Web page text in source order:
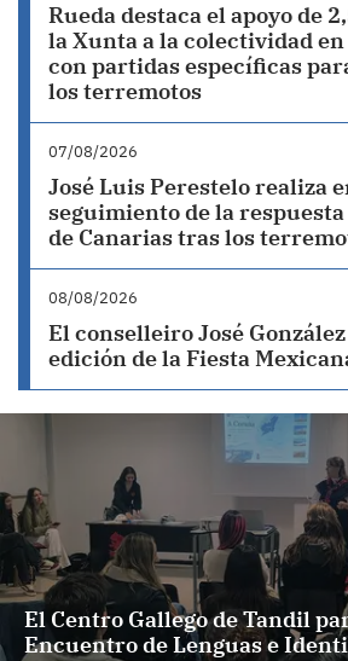
Rueda destaca el apoyo de
la Xunta a la colectividad en
con partidas específicas
los terremotos
07/08/2026
José Luis Perestelo realiza
seguimiento de la
de Canarias tras los
08/08/2026
El conselleiro José
edición de la Fiesta
El Centro Gallego de Tandil
Encuentro de Lenguas e